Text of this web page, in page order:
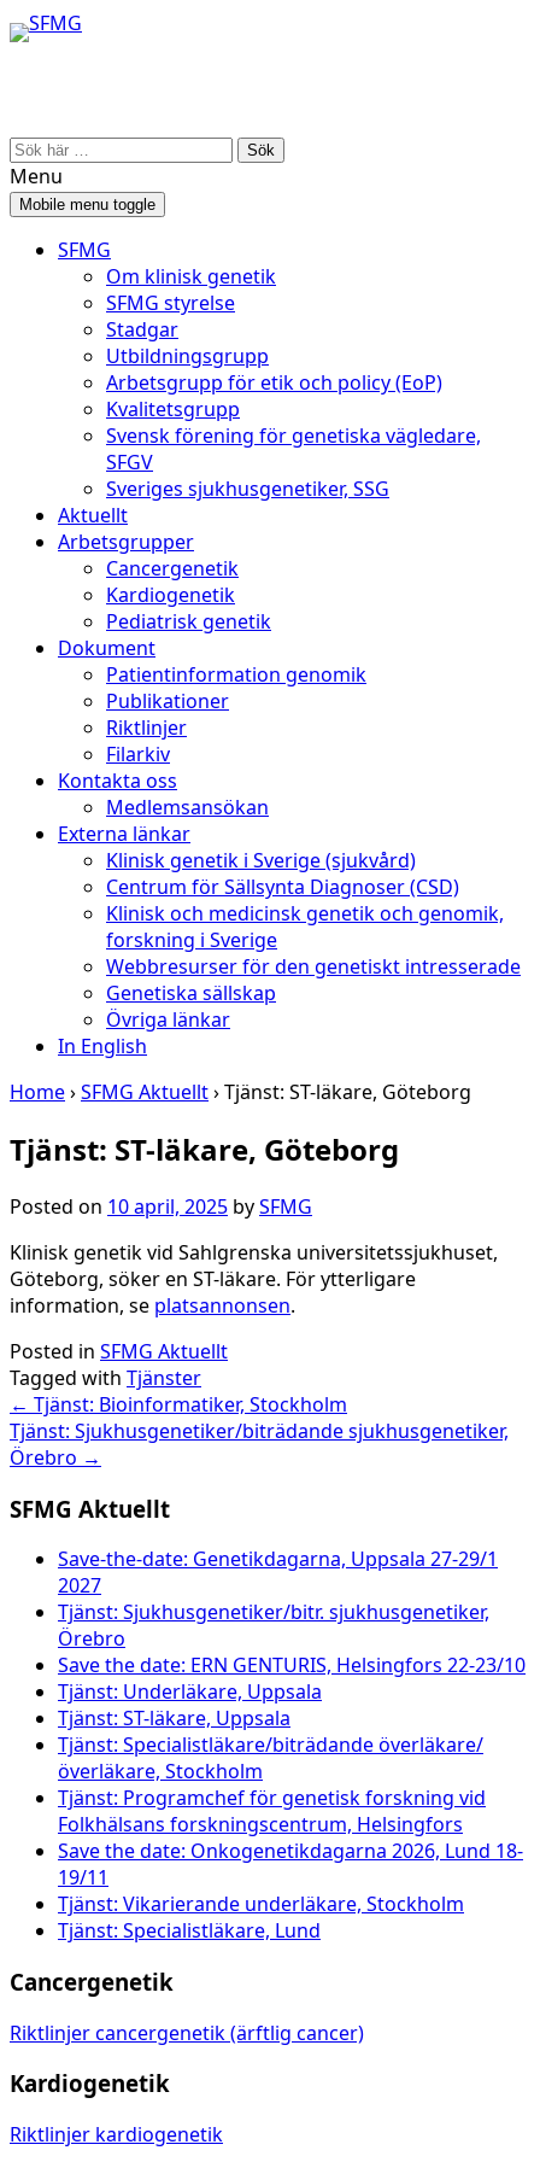
Skip
to
Skip
to
Search
for:
Menu
Mobile menu toggle
SFMG
Om klinisk genetik
SFMG styrelse
Stadgar
Utbildningsgrupp
Arbetsgrupp för etik och policy (EoP)
Kvalitetsgrupp
Svensk förening för genetiska vägledare,
SFGV
Sveriges sjukhusgenetiker, SSG
Aktuellt
Arbetsgrupper
Cancergenetik
Kardiogenetik
Pediatrisk genetik
Dokument
Patientinformation genomik
Publikationer
Riktlinjer
Filarkiv
Kontakta oss
Medlemsansökan
Externa länkar
Klinisk genetik i Sverige (sjukvård)
Centrum för Sällsynta Diagnoser (CSD)
Klinisk och medicinsk genetik och genomik,
forskning i Sverige
Webbresurser för den genetiskt intresserade
Genetiska sällskap
Övriga länkar
In English
Home›SFMG Aktuellt›Tjänst: ST-läkare, Göteborg
Tjänst: ST-läkare, Göteborg
Posted on 10 april, 2025 bySFMG
Klinisk genetik vid Sahlgrenska universitetssjukhuset,
Göteborg, söker en ST-läkare. För ytterligare
information, se platsannonsen.
Posted in SFMG Aktuellt
Tagged with Tjänster
Post
navigation
← Tjänst: Bioinformatiker, Stockholm
Tjänst: Sjukhusgenetiker/biträdande sjukhusgenetiker,
Örebro →
SFMG Aktuellt
Save-the-date: Genetikdagarna, Uppsala 27-29/1
2027
Tjänst: Sjukhusgenetiker/bitr. sjukhusgenetiker,
Örebro
Save the date: ERN GENTURIS, Helsingfors 22-23/10
Tjänst: Underläkare, Uppsala
Tjänst: ST-läkare, Uppsala
Tjänst: Specialistläkare/biträdande överläkare/
överläkare, Stockholm
Tjänst: Programchef för genetisk forskning vid
Folkhälsans forskningscentrum, Helsingfors
Save the date: Onkogenetikdagarna 2026, Lund 18-
19/11
Tjänst: Vikarierande underläkare, Stockholm
Tjänst: Specialistläkare, Lund
Cancergenetik
Riktlinjer cancergenetik (ärftlig cancer)
Kardiogenetik
Riktlinjer kardiogenetik